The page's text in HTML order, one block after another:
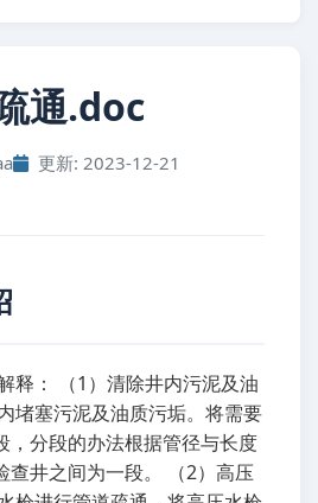
通.doc
更新: 2023-12-21
释： （1）清除井内污泥及油
堵塞污泥及油质污垢。将需要
，分段的办法根据管径与长度
查井之间为一段。 （2）高压